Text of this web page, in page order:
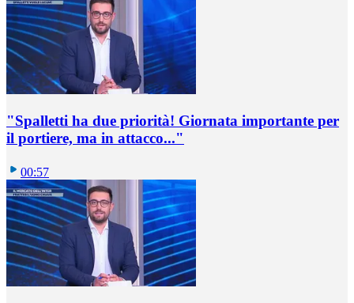
"Spalletti ha due priorità! Giornata importante per
il portiere, ma in attacco..."
00:57